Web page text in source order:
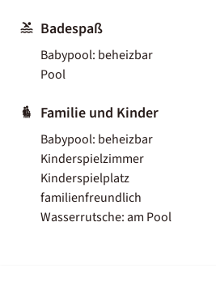
Badespaß
Babypool: beheizbar
Pool
Familie und Kinder
Babypool: beheizbar
Kinderspielzimmer
Kinderspielplatz
familienfreundlich
Wasserrutsche: am Pool